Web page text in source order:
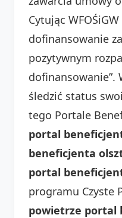
Cytując
dofinansowanie
pozytywnym
dofinansowanie”.
śledzić status
tego Portale
portal
beneficjenta
portal
programu Czyste
powietrze portal